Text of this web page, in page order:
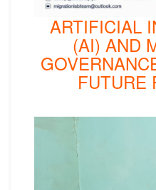
ARTIFICIAL
(AI) AND
FUTURE